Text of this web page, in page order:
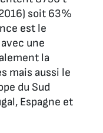
soit 63%
est le
une
la
mais aussi le
du Sud
Espagne et